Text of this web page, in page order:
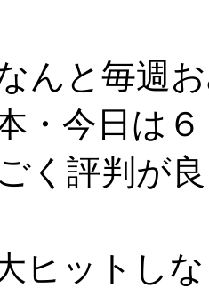
と毎週お
・今日は
く評判が
ヒットし